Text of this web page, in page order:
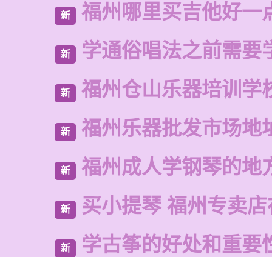
新 福州哪里买吉他好一
新 学通俗唱法之前需要
新 福州仓山乐器培训学
新 福州乐器批发市场地
新 福州成人学钢琴的地
新 买小提琴 福州专卖
新 学古筝的好处和重要